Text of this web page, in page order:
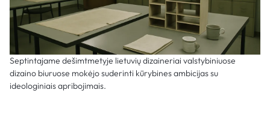
Septintajame dešimtmetyje lietuvių dizaineriai valstybiniuose
dizaino biuruose mokėjo suderinti kūrybines ambicijas su
ideologiniais apribojimais.